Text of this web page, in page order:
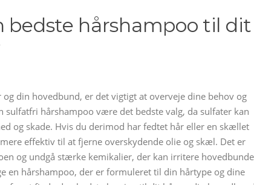
bedste hårshampoo til dit
din hovedbund, er det vigtigt at overveje dine behov og
hårshampoo være det bedste valg, da sulfater kan
og skade. Hvis du derimod har fedtet hår eller en skællet
effektiv til at fjerne overskydende olie og skæl. Det er
og undgå stærke kemikalier, der kan irritere
hårshampoo, der er formuleret til din hårtype og dine